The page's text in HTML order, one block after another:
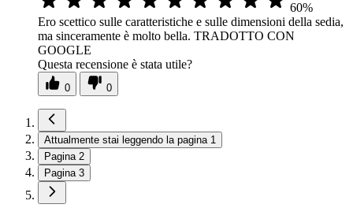
60%
Ero scettico sulle caratteristiche e sulle dimensioni della sedia,
ma sinceramente è molto bella. TRADOTTO CON
GOOGLE
Questa recensione è stata utile?
0 0
Attualmente stai leggendo la pagina 1
Pagina 2
Pagina 3